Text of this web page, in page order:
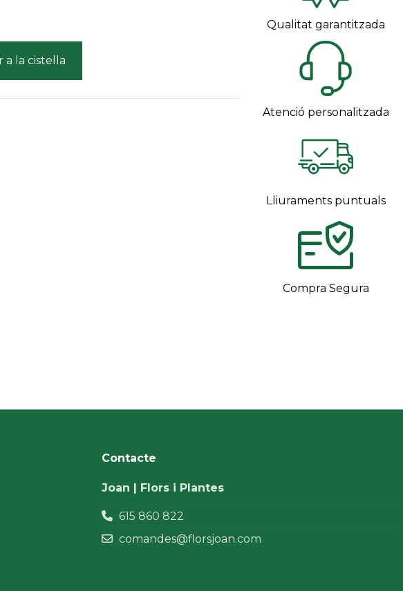
a la cistella
Qualitat garantitzada
Atenció personalitzada
Lliuraments puntuals
Compra Segura
Contacte
Joan | Flors i Plantes
615 860 822
comandes@florsjoan.com